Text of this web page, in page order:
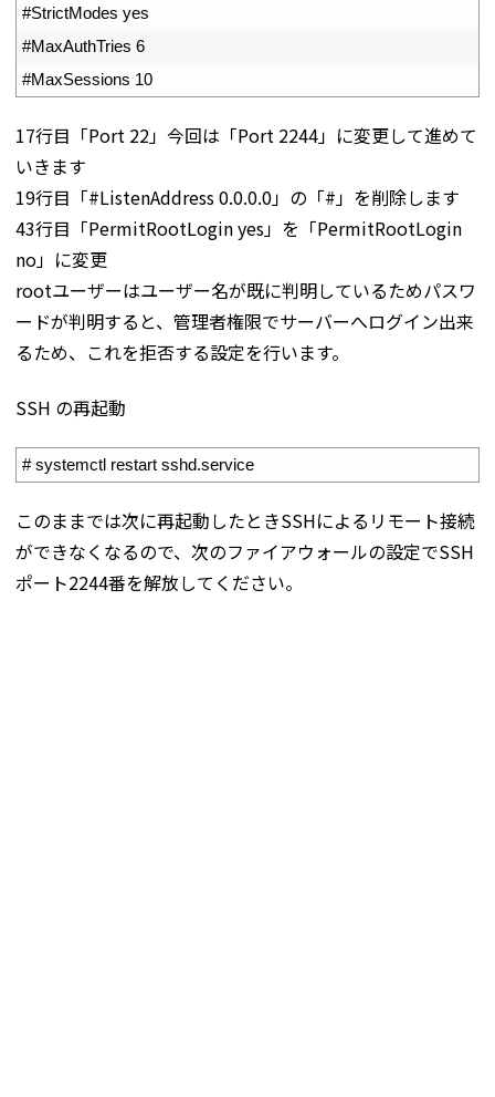
#StrictModes yes
#MaxAuthTries 6
#MaxSessions 10
17行目「Port 22」今回は「Port 2244」に変更して進めて
いきます
19行目「#ListenAddress 0.0.0.0」の「#」を削除します
43行目「PermitRootLogin yes」を「PermitRootLogin
no」に変更
rootユーザーはユーザー名が既に判明しているためパスワ
ードが判明すると、管理者権限でサーバーへログイン出来
るため、これを拒否する設定を行います。
SSH の再起動
# systemctl restart sshd.service
このままでは次に再起動したときSSHによるリモート接続
ができなくなるので、次のファイアウォールの設定でSSH
ポート2244番を解放してください。